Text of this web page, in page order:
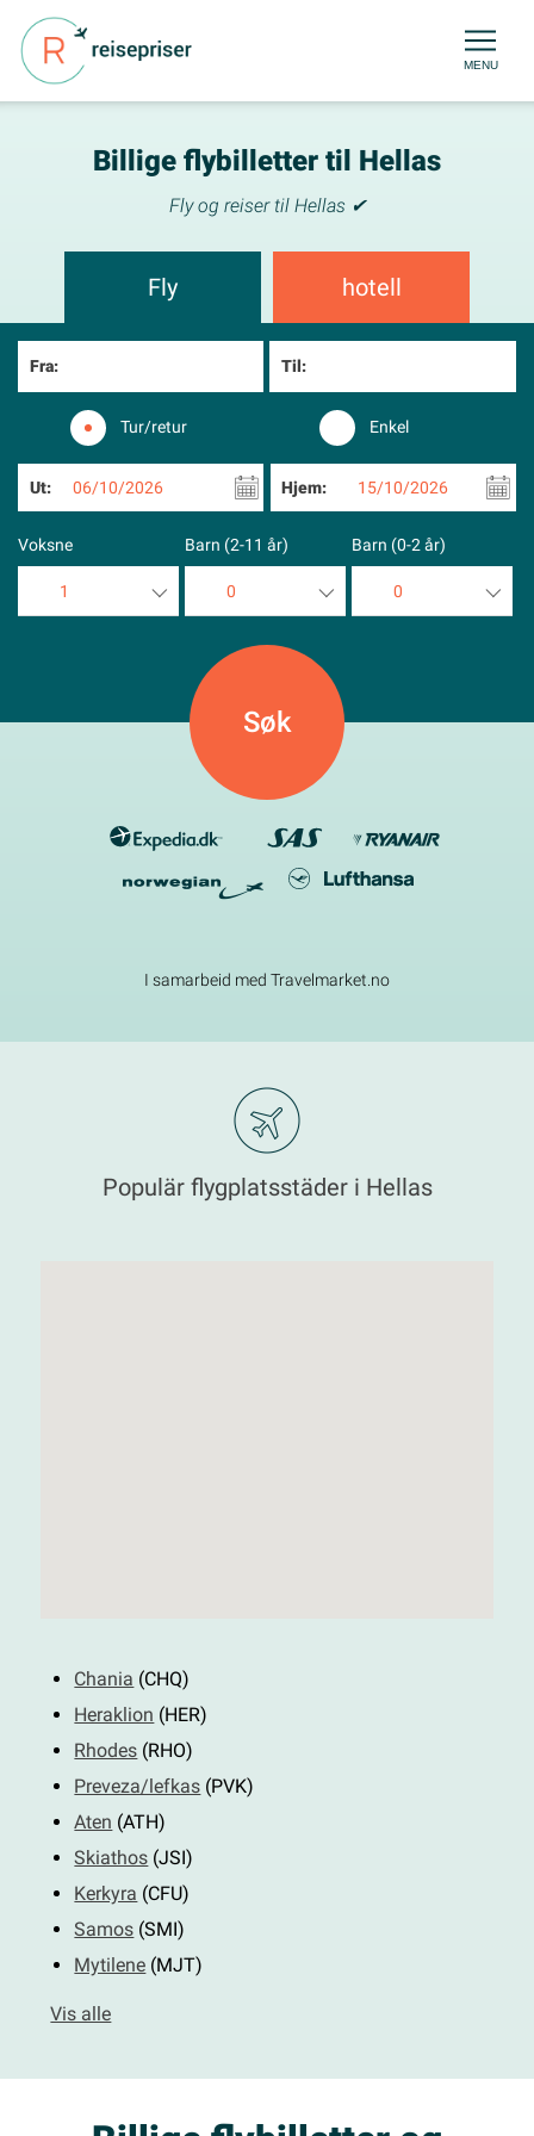
MENU
Billige flybilletter til Hellas
Fly og reiser til Hellas ✔
Fly hotell
Fra: Til:
Tur/retur Enkel
Ut: 06/10/2026 Hjem: 15/10/2026
Voksne
1
Barn (2-11 år)
0
5
Barn (0-2 år)
0
I samarbeid med Travelmarket.no
Populär flygplatsstäder i Hellas
Chania (CHQ)
Heraklion (HER)
Rhodes (RHO)
Preveza/lefkas (PVK)
Aten (ATH)
Skiathos (JSI)
Kerkyra (CFU)
Samos (SMI)
Mytilene (MJT)
Vis alle